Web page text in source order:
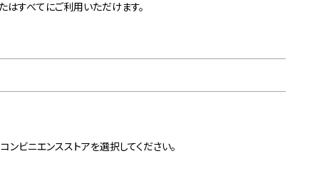
はすべてにご利用いただけます。
ビニエンスストアを選択してください。